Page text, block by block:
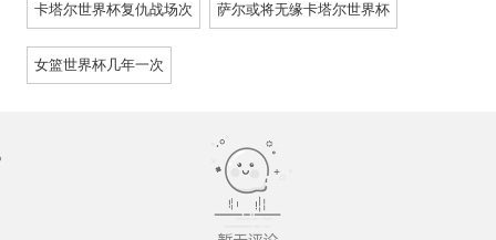
卡塔尔世界杯复仇战场次 萨尔或将无缘卡塔尔世界杯
女篮世界杯几年一次